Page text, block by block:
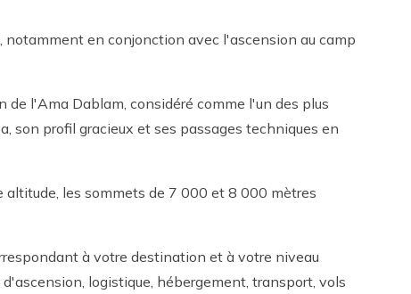
en conjonction avec l'ascension au camp
l'Ama Dablam, considéré comme l'un des plus
son profil gracieux et ses passages techniques en
altitude, les sommets de 7 000 et 8 000 mètres
à votre destination et à votre niveau
logistique, hébergement, transport, vols